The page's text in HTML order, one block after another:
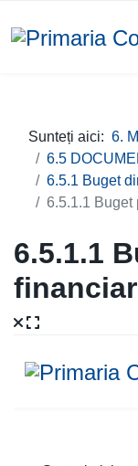
Sunteți aici: 6.
6.5
6.5.1 Buget
6.5.1.1 Buget
6.5.1.1